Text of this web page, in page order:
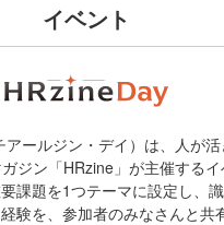
イベント
アールジン・デイ）は、人が
ジン「HRzine」が主催する
課題を1つテーマに設定し、
験を、参加者のみなさんと共